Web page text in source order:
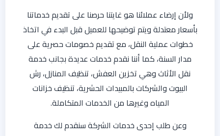
ولأن إرضاء عملائنا هو غايتنا حرصنا على تقديم خدماتنا
بأسعار معتدلة ويتم توضيحها للعميل قبل البدء في اتخاذ
خطوات عملية النقل، مع تقديم خصومات حصرية على
مدار السنة، كما أننا نقدم خدمات عديدة بجانب خدمة
نقل الأثاث وهي تخزين العفش، تنظيف المنازل، رش
البيوت والشركات بالمبيدات الحشرية، تنظيف خزانات
المياه وغيرها من الخدمات المتكاملة.
وعن طلب إحدى خدمات الشركة سنقدم لك خدمة